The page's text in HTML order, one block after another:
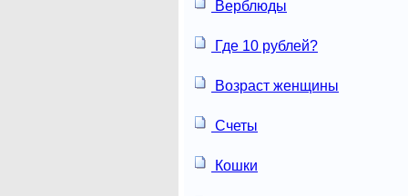
Верблюды
Где 10 рублей?
Возраст женщины
Счеты
Кошки